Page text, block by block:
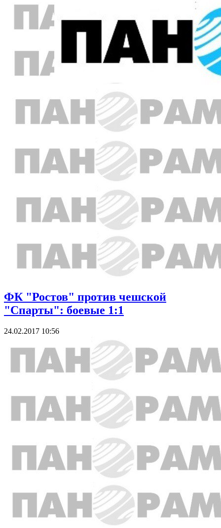
ФК "Ростов" против чешской
"Спарты": боевые 1:1
24.02.2017 10:56